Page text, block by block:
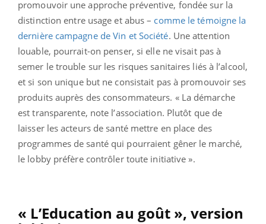
promouvoir une approche préventive, fondée sur la
distinction entre usage et abus – comme le témoigne la
dernière campagne de Vin et Société. Une attention
louable, pourrait-on penser, si elle ne visait pas à
semer le trouble sur les risques sanitaires liés à l’alcool,
et si son unique but ne consistait pas à promouvoir ses
produits auprès des consommateurs. « La démarche
est transparente, note l’association. Plutôt que de
laisser les acteurs de santé mettre en place des
programmes de santé qui pourraient gêner le marché,
le lobby préfère contrôler toute initiative ».
« L’Education au goût », version